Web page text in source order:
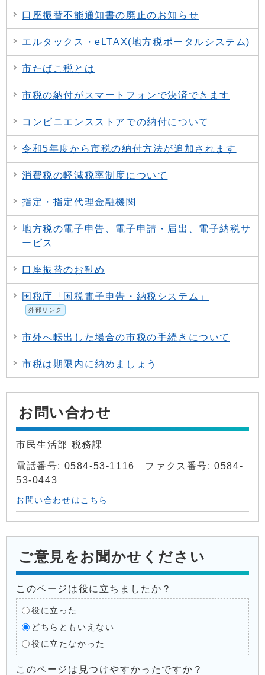
口座振替不能通知書の廃止のお知らせ
エルタックス・eLTAX(地方税ポータルシステム)
市たばこ税とは
市税の納付がスマートフォンで決済できます
コンビニエンスストアでの納付について
令和5年度から市税の納付方法が追加されます
消費税の軽減税率制度について
指定・指定代理金融機関
地方税の電子申告、電子申請・届出、電子納税サ
ービス
口座振替のお勧め
国税庁「国税電子申告・納税システム」
外部リンク
市外へ転出した場合の市税の手続きについて
市税は期限内に納めましょう
お問い合わせ
市民生活部 税務課
電話番号: 0584-53-1116 ファクス番号: 0584-
53-0443
お問い合わせはこちら
ご意見をお聞かせください
このページは役に立ちましたか？
役に立った
どちらともいえない
役に立たなかった
このページは見つけやすかったですか？